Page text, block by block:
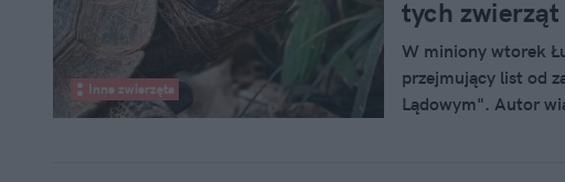
Inne zwierzęta
tych zwierząt
W miniony wtorek
przejmujący list od
Lądowym". Autor